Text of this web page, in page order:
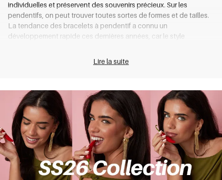
individuelles et préservent des souvenirs précieux. Sur les
pendentifs, on peut trouver toutes sortes de formes et de tailles.
La tendance des bracelets à pendentif a connu un
développement rapide ces dernières années, car le style
assortis librement en fonction de l'humeur ou de la tenue.
Les bracelets à pendentif sont des bijoux
personnalisés
Le marché de gros des bracelets
de bijoux est un excellent
choix pour les cadeaux personnalisés. Nous fabriquons des
bracelets à pendentif élégants en acier inoxydable de haute
qualité, certains produits sont même ornés de finitions plaquées
or raffinées. En tant que propriétaire d'une entreprise unique
Lire la suite